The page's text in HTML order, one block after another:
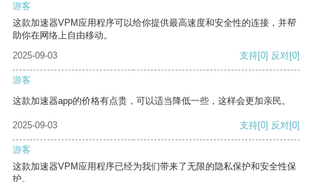
游客
这款加速器VPM应用程序可以给你提供最高速度和安全性的连接，并帮
助你在网络上自由移动。
2025-09-03
支持[0] 反对[0]
游客
这款加速器app的价格有点贵，可以适当降低一些，这样会更加亲民。
2025-09-03 支持[0] 反对[0]
游客
这款加速器VPM应用程序已经为我们带来了无限的隐私保护和安全性保
护。